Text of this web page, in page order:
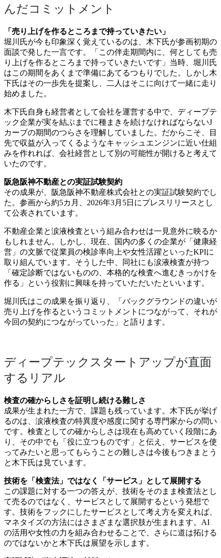
んだコミットメント
「売り上げを作るところまで持っていきたい」
堀川氏が今も印象深く覚えているのは、木下氏が参画初期の
面談で発した一言です。「この伴走期間内に、何としても売
り上げを作るところまで持っていきたいです」当時、堀川氏
はこの期間をあくまで準備にあてるつもりでした。しかし木
下氏はその一歩先を提案し、二人はそこに向けて一緒に走り
始めました。
木下氏自身も経営者として会社を運営する中で、ディープテ
ック企業が実を結ぶまでに種まきを続けなければならないJ
カーブの期間のつらさを理解していました。だからこそ、目
先で収益が入ってくるようなキャッシュエンジンに近い仕組
みを作れれば、会社経営として別の可能性が開けると考えて
いたのです。
阪急阪神不動産との実証試験契約
その成果が、阪急阪神不動産株式会社との実証試験契約でし
た。参画から約5カ月、2026年3月5日にプレスリリースとし
て公表されています。
不動産企業と涙液検査という組み合わせは一見意外に映るか
もしれません。しかし、現在、国内の多くの企業が「健康経
営」の文脈で従業員の検診率向上や女性活躍といったKPIに
取り組んでいます。そうした中、同社にも涙液検査が持つ
「確定診断ではないものの、本格的な検査へ進むきっかけを
作る」という役割に興味を持っていただいたといいます。
堀川氏はこの成果を振り返り、「バックグラウンドの違いが
売り上げを作るというコミットメントにつながって、それが
今回の契約につながっていった」と語ります。
ディープテックスタートアップが直面
するリアル
検査の確からしさを証明し続ける難しさ
成果が生まれた一方で、課題も残っています。木下氏が挙げ
るのは、涙液検査の特異度や感度に関する専門家からの問い
です。検査としての確からしさは現在も高めていく段階にあ
り、その中でも「役に立つものです」と伝え、サービスを使
ってみたいと思ってもらうことの難しさは今後もつきまとう
と木下氏は見ています。
技術を「検査法」ではなく「サービス」として展開する
この課題に対する一つの答えが、技術をそのまま検査法とし
て売るのではなく、サービスとして展開するという発想で
す。技術をフックにしたサービスとして考え方を変えれば、
マネタイズの方法にはさまざまな選択肢が生まれます。AI
の活用や女性の力を組み合わせることで、さらに道は拓ける
のではないかと木下氏は展望を示します。